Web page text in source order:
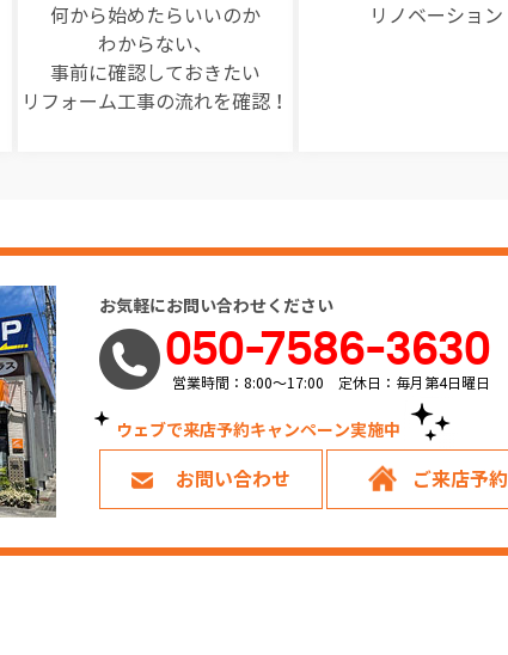
何から始めたらいいのか
わからない、
事前に確認しておきたい
リフォーム工事の流れを確認！
リノベーション
お気軽にお問い合わせください
050-7586-3630
営業時間：8:00～17:00 定休日：毎月第4日曜日
ウェブで来店予約キャンペーン実施中！
お問い合わせ ご来店予約